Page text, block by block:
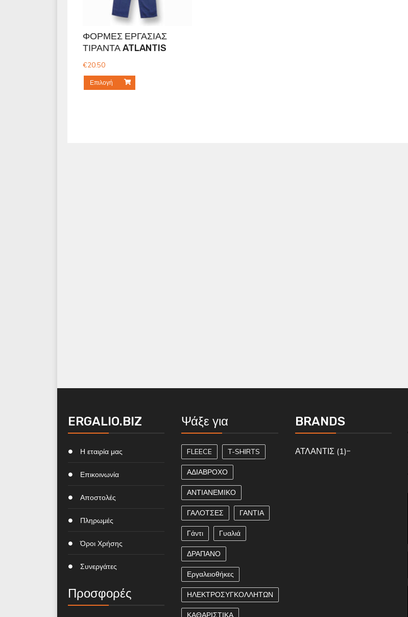
ΦΟΡΜΕΣ ΕΡΓΑΣΙΑΣ
ΤΙΡΑΝΤΑ ATLANTIS
€20.50
Επιλογή
ERGALIO.BIZ
Η εταιρία μας
Επικοινωνία
Αποστολές
Πληρωμές
Όροι Χρήσης
Συνεργάτες
Προσφορές
Ψάξε για
FLEECE T-SHIRTS
ΑΔΙΑΒΡΟΧΟ
ΑΝΤΙΑΝΕΜΙΚΟ
ΓΑΛΟΤΣΕΣ ΓΑΝΤΙΑ
Γάντι Γυαλιά
ΔΡΑΠΑΝΟ
Εργαλειοθήκες
ΗΛΕΚΤΡΟΣΥΓΚΟΛΛΗΤΩΝ
ΚΑΘΑΡΙΣΤΙΚΑ
BRANDS
ΑΤΛΑΝΤΙΣ (1)